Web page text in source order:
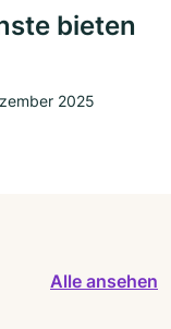
bieten
2025
Alle ansehen